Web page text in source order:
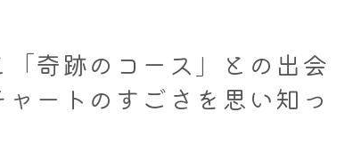
奇跡のコース」との出会
ートのすごさを思い知っ